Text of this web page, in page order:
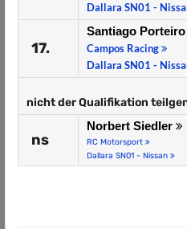
Dallara SN01 -
17.
Santiago Porteiro
Campos Racing
Dallara SN01 -
nicht der Qualifikation
ns
Norbert Siedler
RC Motorsport
Dallara SN01 - Nissan